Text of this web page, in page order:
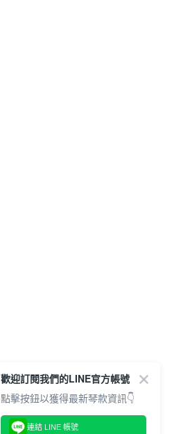
歡迎訂閱我們的LINE官方帳號
點擊按鈕以獲得最新琴款資訊👇
連結 LINE 帳號